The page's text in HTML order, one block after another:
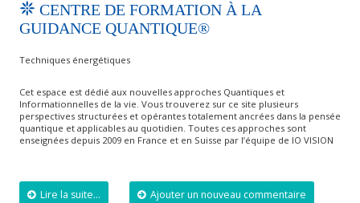
CENTRE DE FORMATION À LA
GUIDANCE QUANTIQUE®
Techniques énergétiques
Cet espace est dédié aux nouvelles approches Quantiques et
Informationnelles de la vie. Vous trouverez sur ce site plusieurs
perspectives structurées et opérantes totalement ancrées dans la pensée
quantique et applicables au quotidien. Toutes ces approches sont
enseignées depuis 2009 en France et en Suisse par l’équipe de IO VISION
Lire la suite... Ajouter un nouveau commentaire